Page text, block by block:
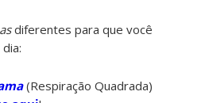
diferentes para que você
(Respiração Quadrada)